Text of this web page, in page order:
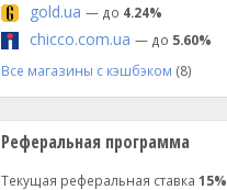
gold.ua — до 4.24%
chicco.com.ua — до 5.60%
Все магазины с кэшбэком (8)
Реферальная программа
Текущая реферальная ставка 15%